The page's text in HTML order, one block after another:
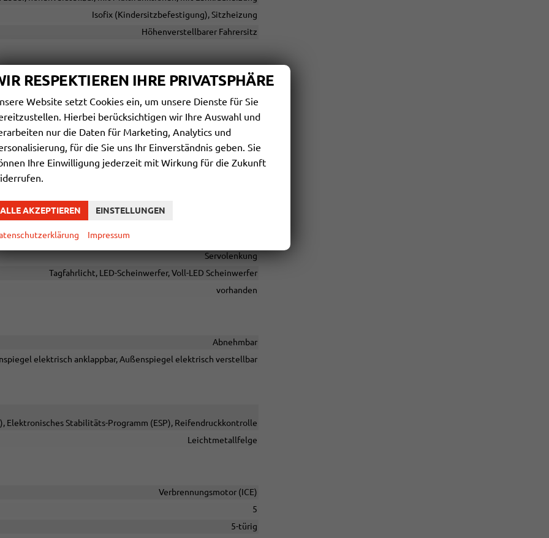
Isofix (Kindersitzbefestigung), Sitzheizung
Höhenverstellbarer Fahrersitz
Schnittstelle USB, Android Auto, Apple CarPlay
vorhanden
Navigation, Navigation per Audio
Bluetooth, Induktionsladen für Smartphones
vorhanden
mit Lenkradkontrolle, Spurhalteassistent, Notrufsystem
Control vorne, Park Distance Control hinten, Rückfahrkamera
Servolenkung
Tagfahrlicht, LED-Scheinwerfer, Voll-LED Scheinwerfer
vorhanden
Abnehmbar
elektrisch anklappbar, Außenspiegel elektrisch verstellbar
Elektronisches Stabilitäts-Programm (ESP), Reifendruckkontrolle
Leichtmetallfelge
Verbrennungsmotor (ICE)
5
5-türig
RESPEKTIEREN IHRE PRIVATSPHÄRE
Website setzt Cookies ein, um unsere Dienste für Sie
Hierbei berücksichtigen wir Ihre Auswahl und
nur die Daten für Marketing, Analytics und
für die Sie uns Ihr Einverständnis geben. Sie
Ihre Einwilligung jederzeit mit Wirkung für die Zukunft
ALLE AKZEPTIEREN EINSTELLUNGEN
Impressum